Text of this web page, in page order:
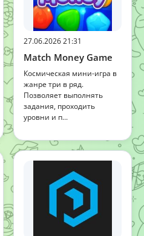
27.06.2026 21:31
Match Money Game
Космическая мини-игра в
жанре три в ряд.
Позволяет выполнять
задания, проходить
уровни и п...